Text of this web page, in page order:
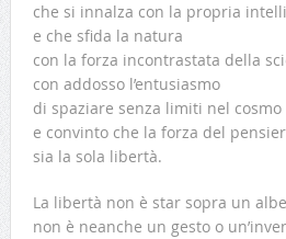
che si innalza con la propria
e che sfida la natura
con la forza incontrastata della
con addosso l’entusiasmo
di spaziare senza limiti nel cosmo
e convinto che la forza del
sia la sola libertà.
La libertà non è star sopra un
non è neanche un gesto o